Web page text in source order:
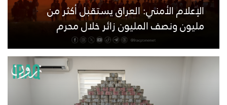
الإعلام الأمني: العراق يستقبل أكثر من
مليون ونصف المليون زائر خلال محرم